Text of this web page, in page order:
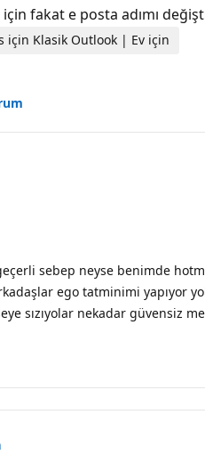
fakat e posta adımı
Klasik Outlook | Ev için
sebep neyse benimde
ego tatminimi yapıyor
sızıyolar nekadar güvensiz